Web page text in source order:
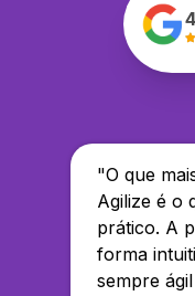
"O que
Agilize é o
prático. A
forma
sempre